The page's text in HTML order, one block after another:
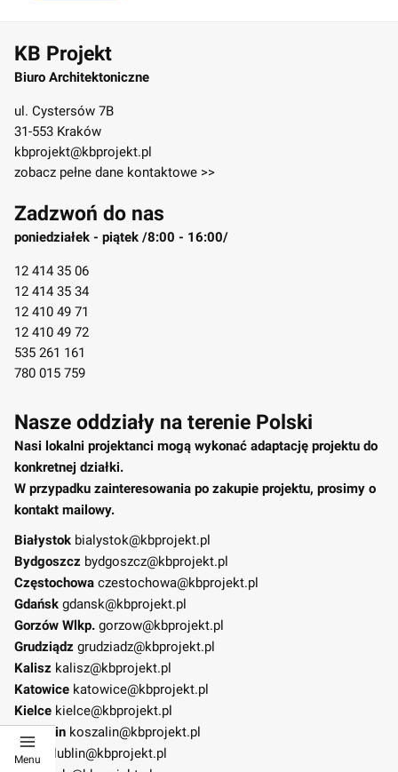
KB Projekt
Biuro Architektoniczne
ul. Cystersów 7B
31-553 Kraków
kbprojekt@kbprojekt.pl
zobacz pełne dane kontaktowe >>
Zadzwoń do nas
poniedziałek - piątek /8:00 - 16:00/
12 414 35 06
12 414 35 34
12 410 49 71
12 410 49 72
535 261 161
780 015 759
Nasze oddziały na terenie Polski
Nasi lokalni projektanci mogą wykonać adaptację projektu do
konkretnej działki.
W przypadku zainteresowania po zakupie projektu, prosimy o
kontakt mailowy.
Białystok bialystok@kbprojekt.pl
Bydgoszcz bydgoszcz@kbprojekt.pl
Częstochowa czestochowa@kbprojekt.pl
Gdańsk gdansk@kbprojekt.pl
Gorzów Wlkp. gorzow@kbprojekt.pl
Grudziądz grudziadz@kbprojekt.pl
Kalisz kalisz@kbprojekt.pl
Katowice katowice@kbprojekt.pl
Kielce kielce@kbprojekt.pl
Koszalin koszalin@kbprojekt.pl
Lublin
lublin@kbprojekt.pl
Menu